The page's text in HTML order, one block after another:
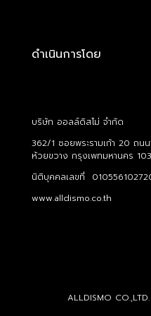
ดำเนินการโดย
บริษัท ออลล์ดิสโม่ จำกัด
362/1 ซอยพระรามเก้า 20 ถน
ห้วยขวาง กรุงเพทมหานคร
นิติบุคคลเลขที่
www.alldismo.co.th
ALLDISMO